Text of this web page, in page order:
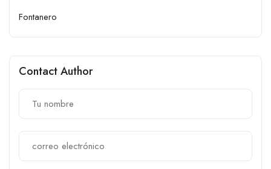
Fontanero
Contact Author